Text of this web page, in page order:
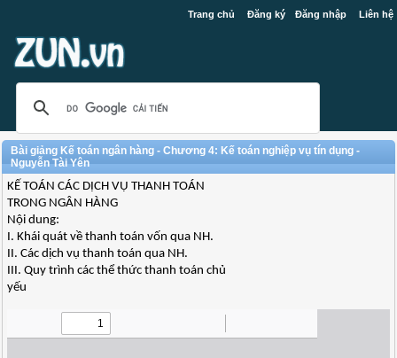
Trang chủ Đăng ký Đăng nhập Liên hệ
Bài giảng Kế toán ngân hàng - Chương 4: Kế toán nghiệp vụ tín dụng -
Nguyễn Tài Yên
KẾ TOÁN CÁC DỊCH VỤ THANH TOÁN
TRONG NGÂN HÀNG
Nội dung:
I. Khái quát về thanh toán vốn qua NH.
II. Các dịch vụ thanh toán qua NH.
III. Quy trình các thể thức thanh toán chủ
yếu